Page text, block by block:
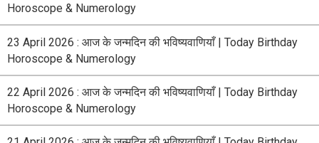
Horoscope & Numerology
23 April 2026 : आज के जन्मदिन की भविष्यवाणियाँ | Today Birthday
Horoscope & Numerology
22 April 2026 : आज के जन्मदिन की भविष्यवाणियाँ | Today Birthday
Horoscope & Numerology